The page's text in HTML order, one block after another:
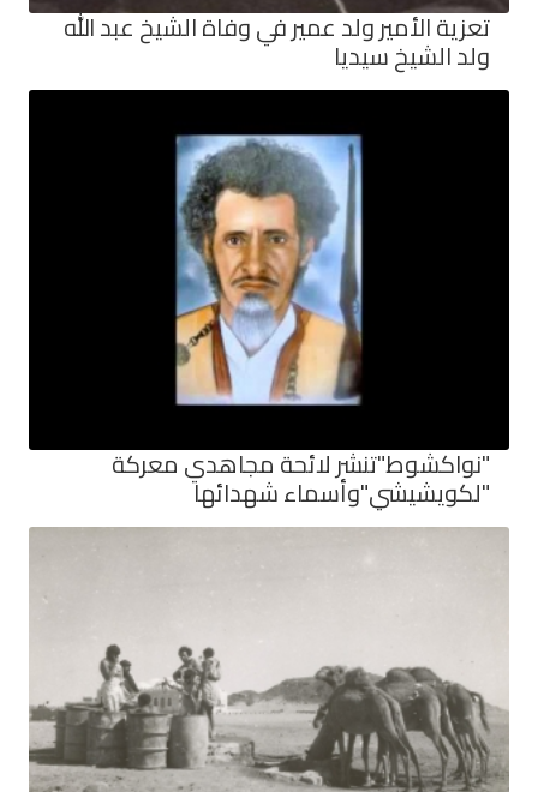
تعزية الأمير ولد عمير في وفاة الشيخ عبد الله
ولد الشيخ سيديا
"نواكشوط"تنشر لائحة مجاهدي معركة
"لكويشيشي"وأسماء شهدائها